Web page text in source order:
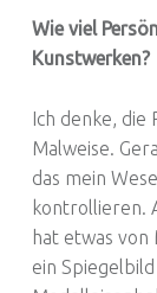
Wie viel
Kunstwerken?
Ich denke,
Malweise.
das mein
kontrollieren.
hat etwas
ein